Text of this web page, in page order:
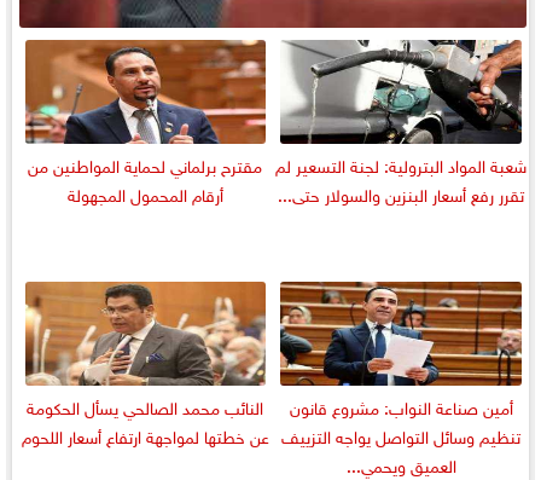
شعبة المواد البترولية: لجنة التسعير لم
تقرر رفع أسعار البنزين والسولار حتى...
مقترح برلماني لحماية المواطنين من
أرقام المحمول المجهولة
أمين صناعة النواب: مشروع قانون
تنظيم وسائل التواصل يواجه التزييف
العميق ويحمي...
النائب محمد الصالحي يسأل الحكومة
عن خطتها لمواجهة ارتفاع أسعار اللحوم